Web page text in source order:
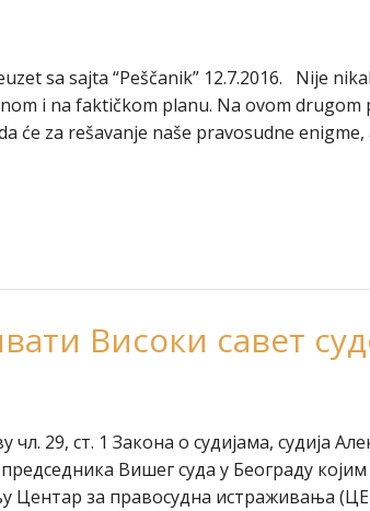
sa sajta “Peščanik” 12.7.2016. Nije
i na faktičkom planu. Na ovom
će za rešavanje naše pravosudne
Високи савет
чл. 29, ст. 1 Закона о судијама, судија
Вишег суда у Београду
Центар за правосудна истраживања